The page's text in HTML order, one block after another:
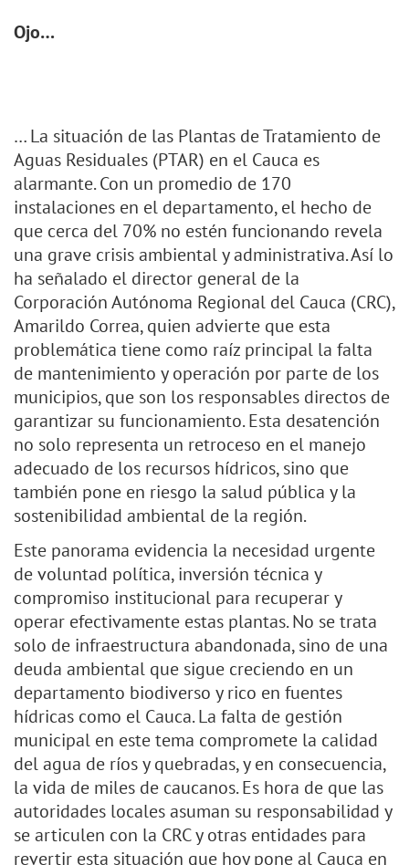
Ojo…
… La situación de las Plantas de Tratamiento de
Aguas Residuales (PTAR) en el Cauca es
alarmante. Con un promedio de 170
instalaciones en el departamento, el hecho de
que cerca del 70% no estén funcionando revela
una grave crisis ambiental y administrativa. Así lo
ha señalado el director general de la
Corporación Autónoma Regional del Cauca (CRC),
Amarildo Correa, quien advierte que esta
problemática tiene como raíz principal la falta
de mantenimiento y operación por parte de los
municipios, que son los responsables directos de
garantizar su funcionamiento. Esta desatención
no solo representa un retroceso en el manejo
adecuado de los recursos hídricos, sino que
también pone en riesgo la salud pública y la
sostenibilidad ambiental de la región.
Este panorama evidencia la necesidad urgente
de voluntad política, inversión técnica y
compromiso institucional para recuperar y
operar efectivamente estas plantas. No se trata
solo de infraestructura abandonada, sino de una
deuda ambiental que sigue creciendo en un
departamento biodiverso y rico en fuentes
hídricas como el Cauca. La falta de gestión
municipal en este tema compromete la calidad
del agua de ríos y quebradas, y en consecuencia,
la vida de miles de caucanos. Es hora de que las
autoridades locales asuman su responsabilidad y
se articulen con la CRC y otras entidades para
revertir esta situación que hoy pone al Cauca en